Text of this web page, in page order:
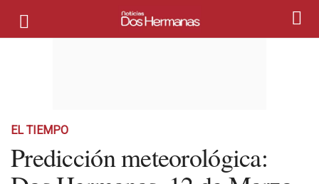
EL TIEMPO
Predicción meteorológica: